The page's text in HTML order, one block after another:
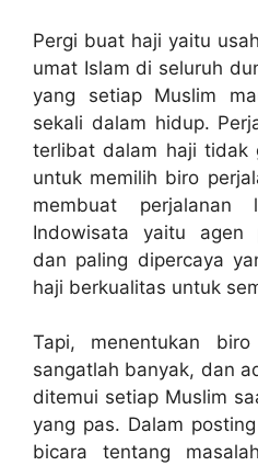
Pergi buat haji yaitu
umat Islam di seluruh
yang setiap Muslim
sekali dalam hidup.
terlibat dalam haji tidak
untuk memilih biro
membuat perjalanan
Indowisata yaitu agen
dan paling dipercaya
haji berkualitas untuk
Tapi, menentukan
sangatlah banyak, dan
ditemui setiap Muslim
yang pas. Dalam
bicara tentang